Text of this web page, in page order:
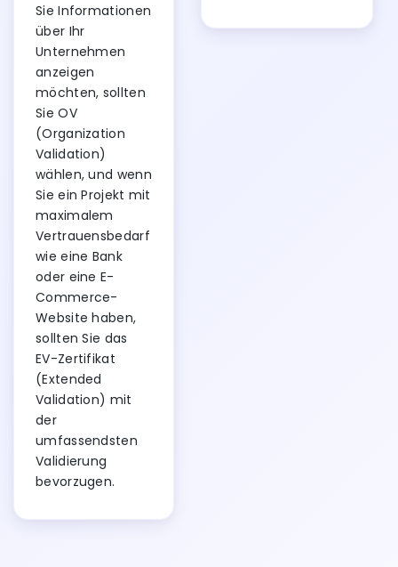
Sie Informationen
über Ihr
Unternehmen
anzeigen
möchten, sollten
Sie OV
(Organization
Validation)
wählen, und wenn
Sie ein Projekt mit
maximalem
Vertrauensbedarf
wie eine Bank
oder eine E-
Commerce-
Website haben,
sollten Sie das
EV-Zertifikat
(Extended
Validation) mit
der
umfassendsten
Validierung
bevorzugen.